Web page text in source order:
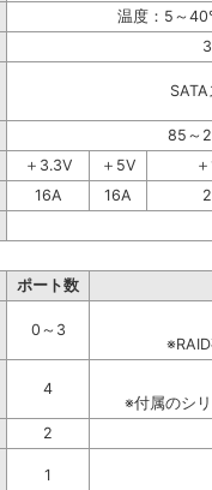
温度：5～
85～
＋3.3V ＋5V
16A 16A
ポート数
0～3
4
※付属のシ
2
1